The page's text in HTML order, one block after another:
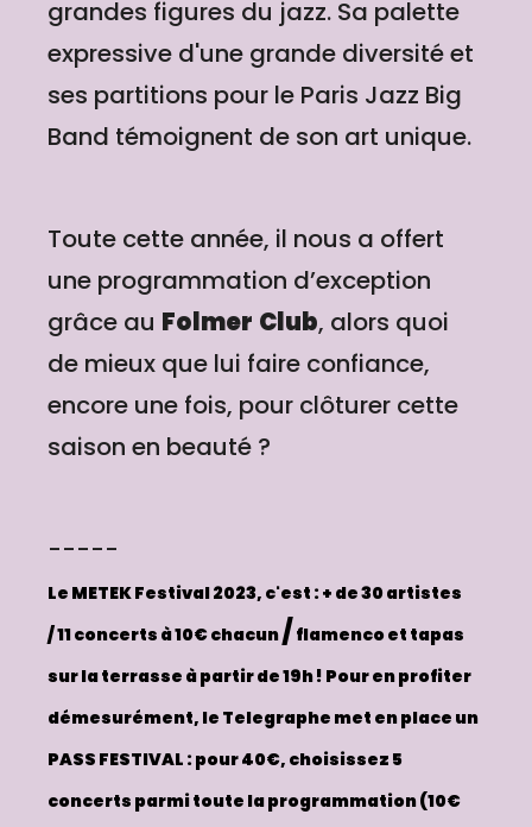
grandes figures du jazz. Sa palette
expressive d'une grande diversité et
ses partitions pour le Paris Jazz Big
Band témoignent de son art unique.
Toute cette année, il nous a offert
une programmation d’exception
grâce au Folmer Club, alors quoi
de mieux que lui faire confiance,
encore une fois, pour clôturer cette
saison en beauté ?
-----
Le METEK Festival 2023, c'est : + de 30 artistes
/ 11 concerts à 10€ chacun/ flamenco et tapas
sur la terrasse à partir de 19h ! Pour en profiter
démesurément, le Telegraphe met en place un
PASS FESTIVAL : pour 40€, choisissez 5
concerts parmi toute la programmation (10€